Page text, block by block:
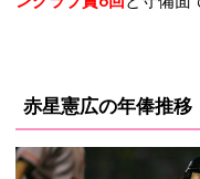
赤星憲広の年俸推移